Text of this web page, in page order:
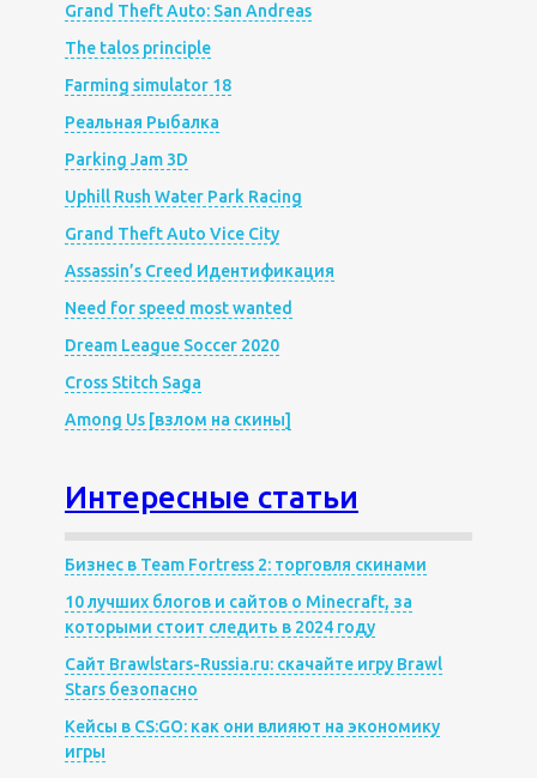
Grand Theft Auto: San Andreas
The talos principle
Farming simulator 18
Реальная Рыбалка
Parking Jam 3D
Uphill Rush Water Park Racing
Grand Theft Auto Vice City
Assassin’s Creed Идентификация
Need for speed most wanted
Dream League Soccer 2020
Cross Stitch Saga
Among Us [взлом на скины]
Интересные статьи
Бизнес в Team Fortress 2: торговля скинами
10 лучших блогов и сайтов о Minecraft, за
которыми стоит следить в 2024 году
Сайт Brawlstars-Russia.ru: скачайте игру Brawl
Stars безопасно
Кейсы в CS:GO: как они влияют на экономику
игры